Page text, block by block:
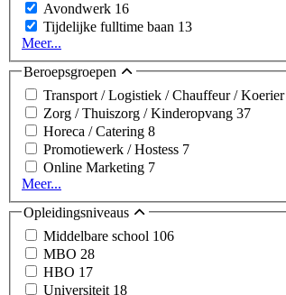
Avondwerk 16
Tijdelijke fulltime baan 13
Meer...
Beroepsgroepen
Transport / Logistiek / Chauffeur / Koerier
Zorg / Thuiszorg / Kinderopvang 37
Horeca / Catering 8
Promotiewerk / Hostess 7
Online Marketing 7
Meer...
Opleidingsniveaus
Middelbare school 106
MBO 28
HBO 17
Universiteit 18